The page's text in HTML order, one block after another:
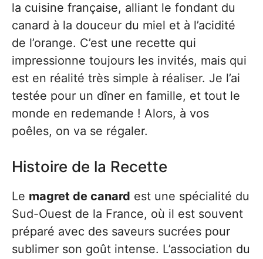
la cuisine française, alliant le fondant du
canard à la douceur du miel et à l’acidité
de l’orange. C’est une recette qui
impressionne toujours les invités, mais qui
est en réalité très simple à réaliser. Je l’ai
testée pour un dîner en famille, et tout le
monde en redemande ! Alors, à vos
poêles, on va se régaler.
Histoire de la Recette
Le magret de canard est une spécialité du
Sud-Ouest de la France, où il est souvent
préparé avec des saveurs sucrées pour
sublimer son goût intense. L’association du